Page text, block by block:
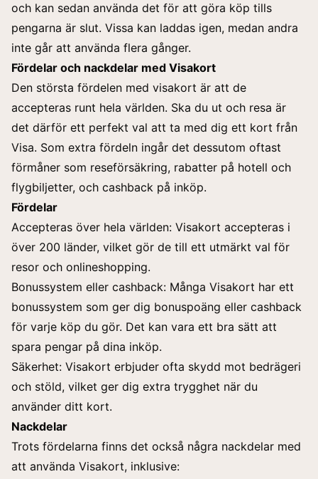
och kan sedan använda det för att göra köp tills
pengarna är slut. Vissa kan laddas igen, medan andra
inte går att använda flera gånger.
Fördelar och nackdelar med Visakort
Den största fördelen med visakort är att de
accepteras runt hela världen. Ska du ut och resa är
det därför ett perfekt val att ta med dig ett kort från
Visa. Som extra fördeln ingår det dessutom oftast
förmåner som reseförsäkring, rabatter på hotell och
flygbiljetter, och cashback på inköp.
Fördelar
Accepteras över hela världen: Visakort accepteras i
över 200 länder, vilket gör de till ett utmärkt val för
resor och onlineshopping.
Bonussystem eller cashback: Många Visakort har ett
bonussystem som ger dig bonuspoäng eller cashback
för varje köp du gör. Det kan vara ett bra sätt att
spara pengar på dina inköp.
Säkerhet: Visakort erbjuder ofta skydd mot bedrägeri
och stöld, vilket ger dig extra trygghet när du
använder ditt kort.
Nackdelar
Trots fördelarna finns det också några nackdelar med
att använda Visakort, inklusive: